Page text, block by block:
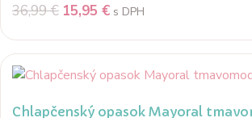
36,99€ 15,95 € s DPH
Chlapčenský opasok Mayoral